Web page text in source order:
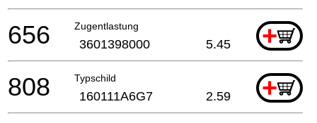
Zugentlastung +
656 3601398000 5.45
Typschild +
808 160111A6G7 2.59